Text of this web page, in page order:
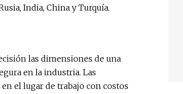
India, China y Turquía.
las dimensiones de una
en la industria. Las
el lugar de trabajo con costos